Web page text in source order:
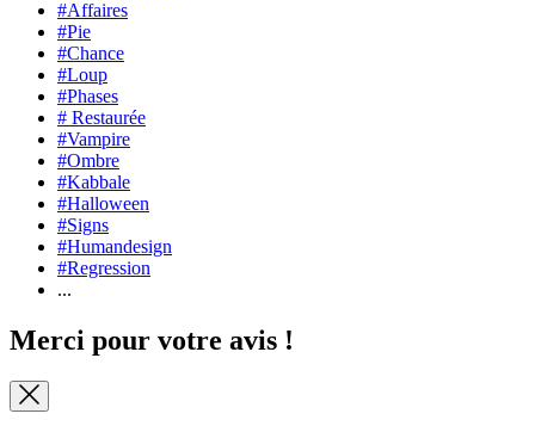
#Affaires
#Pie
#Chance
#Loup
#Phases
# Restaurée
#Vampire
#Ombre
#Kabbale
#Halloween
#Signs
#Humandesign
#Regression
...
Merci pour votre avis !